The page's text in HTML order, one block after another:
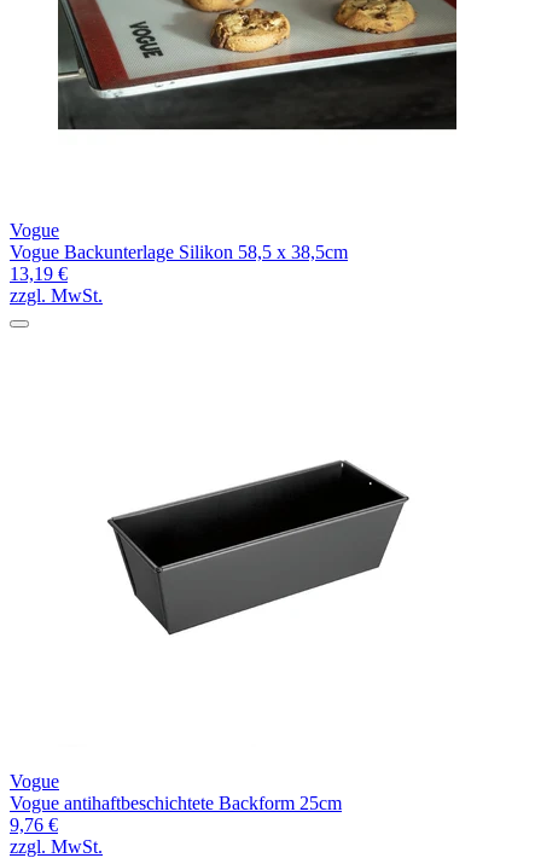
Vogue
Vogue Backunterlage Silikon 58,5 x 38,5cm
13,19 €
zzgl. MwSt.
Vogue
Vogue antihaftbeschichtete Backform 25cm
9,76 €
zzgl. MwSt.